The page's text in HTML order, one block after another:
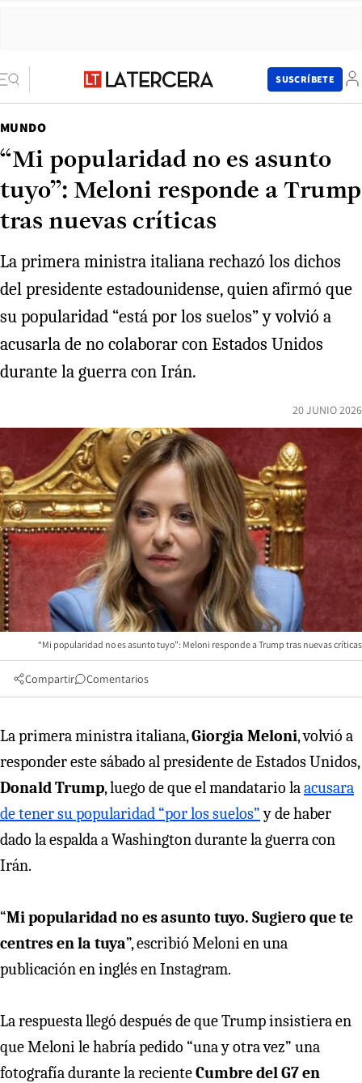
SUSCRÍBETE
MUNDO
“Mi popularidad no es asunto
tuyo”: Meloni responde a Trump
tras nuevas críticas
La primera ministra italiana rechazó los dichos
del presidente estadounidense, quien afirmó que
su popularidad “está por los suelos” y volvió a
acusarla de no colaborar con Estados Unidos
durante la guerra con Irán.
20 JUNIO 2026
“Mi popularidad no es asunto tuyo”: Meloni responde a Trump tras nuevas críticas
Compartir Comentarios
La primera ministra italiana,Giorgia Meloni, volvió a
responder este sábado al presidente de Estados Unidos,
Donald Trump, luego de que el mandatario laacusara
de tener su popularidad “por los suelos”y de haber
dado la espalda a Washington durante la guerra con
Irán.
“Mi popularidad no es asunto tuyo. Sugiero que te
centres en la tuya”, escribió Meloni en una
publicación en inglés en Instagram.
La respuesta llegó después de que Trump insistiera en
que Meloni le habría pedido “una y otra vez” una
fotografía durante la recienteCumbre del G7 en